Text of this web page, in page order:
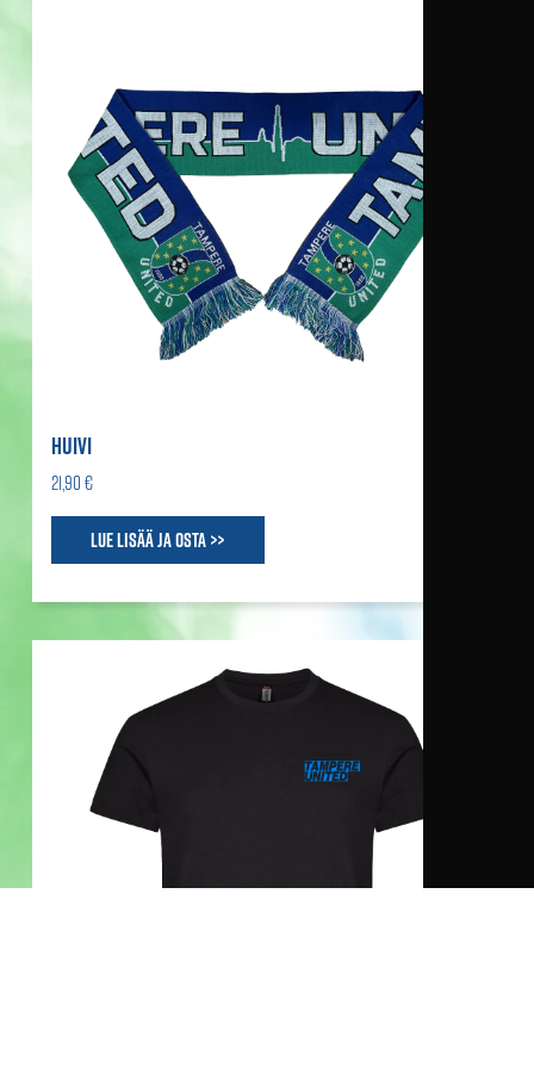
HUIVI
21,90 €
Lue lisää ja osta >>